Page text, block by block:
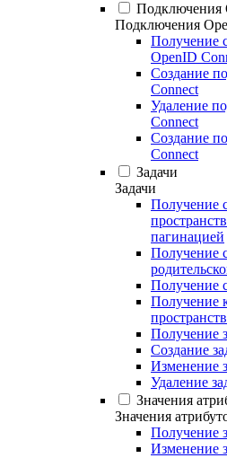
Подключения
Подключения
Получение
OpenID
Создание
Connect
Удаление
Connect
Создание
Connect
Задачи
Задачи
Получение
пагинацией
Получение
Получение
Получение
Получение
Создание
Изменение
Удаление
Значения
Значения
Получение
Изменение